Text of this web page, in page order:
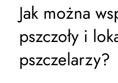
Jak można
pszczoły i
pszczelarzy?